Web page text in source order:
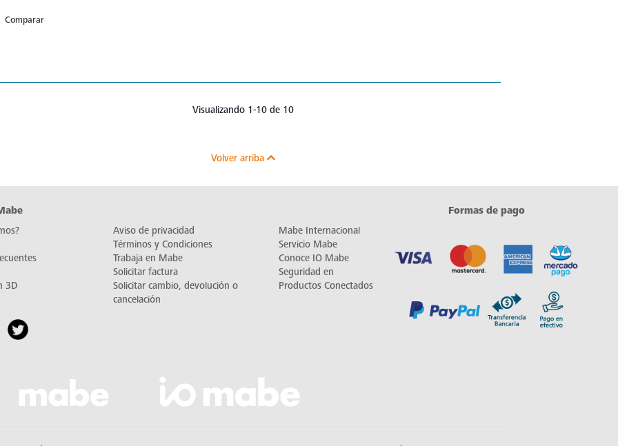
Comparar
Visualizando 1-10 de 10
Volver arriba
3D
Aviso de privacidad
Términos y Condiciones
Trabaja en Mabe
Solicitar factura
Solicitar cambio, devolución o
cancelación
Mabe Internacional
Servicio Mabe
Conoce IO Mabe
Seguridad en
Productos Conectados
Formas de pago